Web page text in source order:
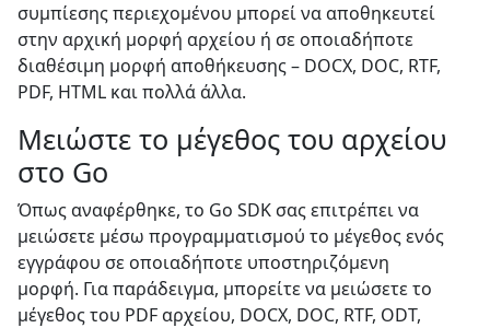
συμπίεσης περιεχομένου μπορεί να αποθηκευτεί
στην αρχική μορφή αρχείου ή σε οποιαδήποτε
διαθέσιμη μορφή αποθήκευσης – DOCX, DOC, RTF,
PDF, HTML και πολλά άλλα.
Μειώστε το μέγεθος του αρχείου
στο Go
Όπως αναφέρθηκε, το Go SDK σας επιτρέπει να
μειώσετε μέσω προγραμματισμού το μέγεθος ενός
εγγράφου σε οποιαδήποτε υποστηριζόμενη
μορφή. Για παράδειγμα, μπορείτε να μειώσετε το
μέγεθος του PDF αρχείου, DOCX, DOC, RTF, ODT,